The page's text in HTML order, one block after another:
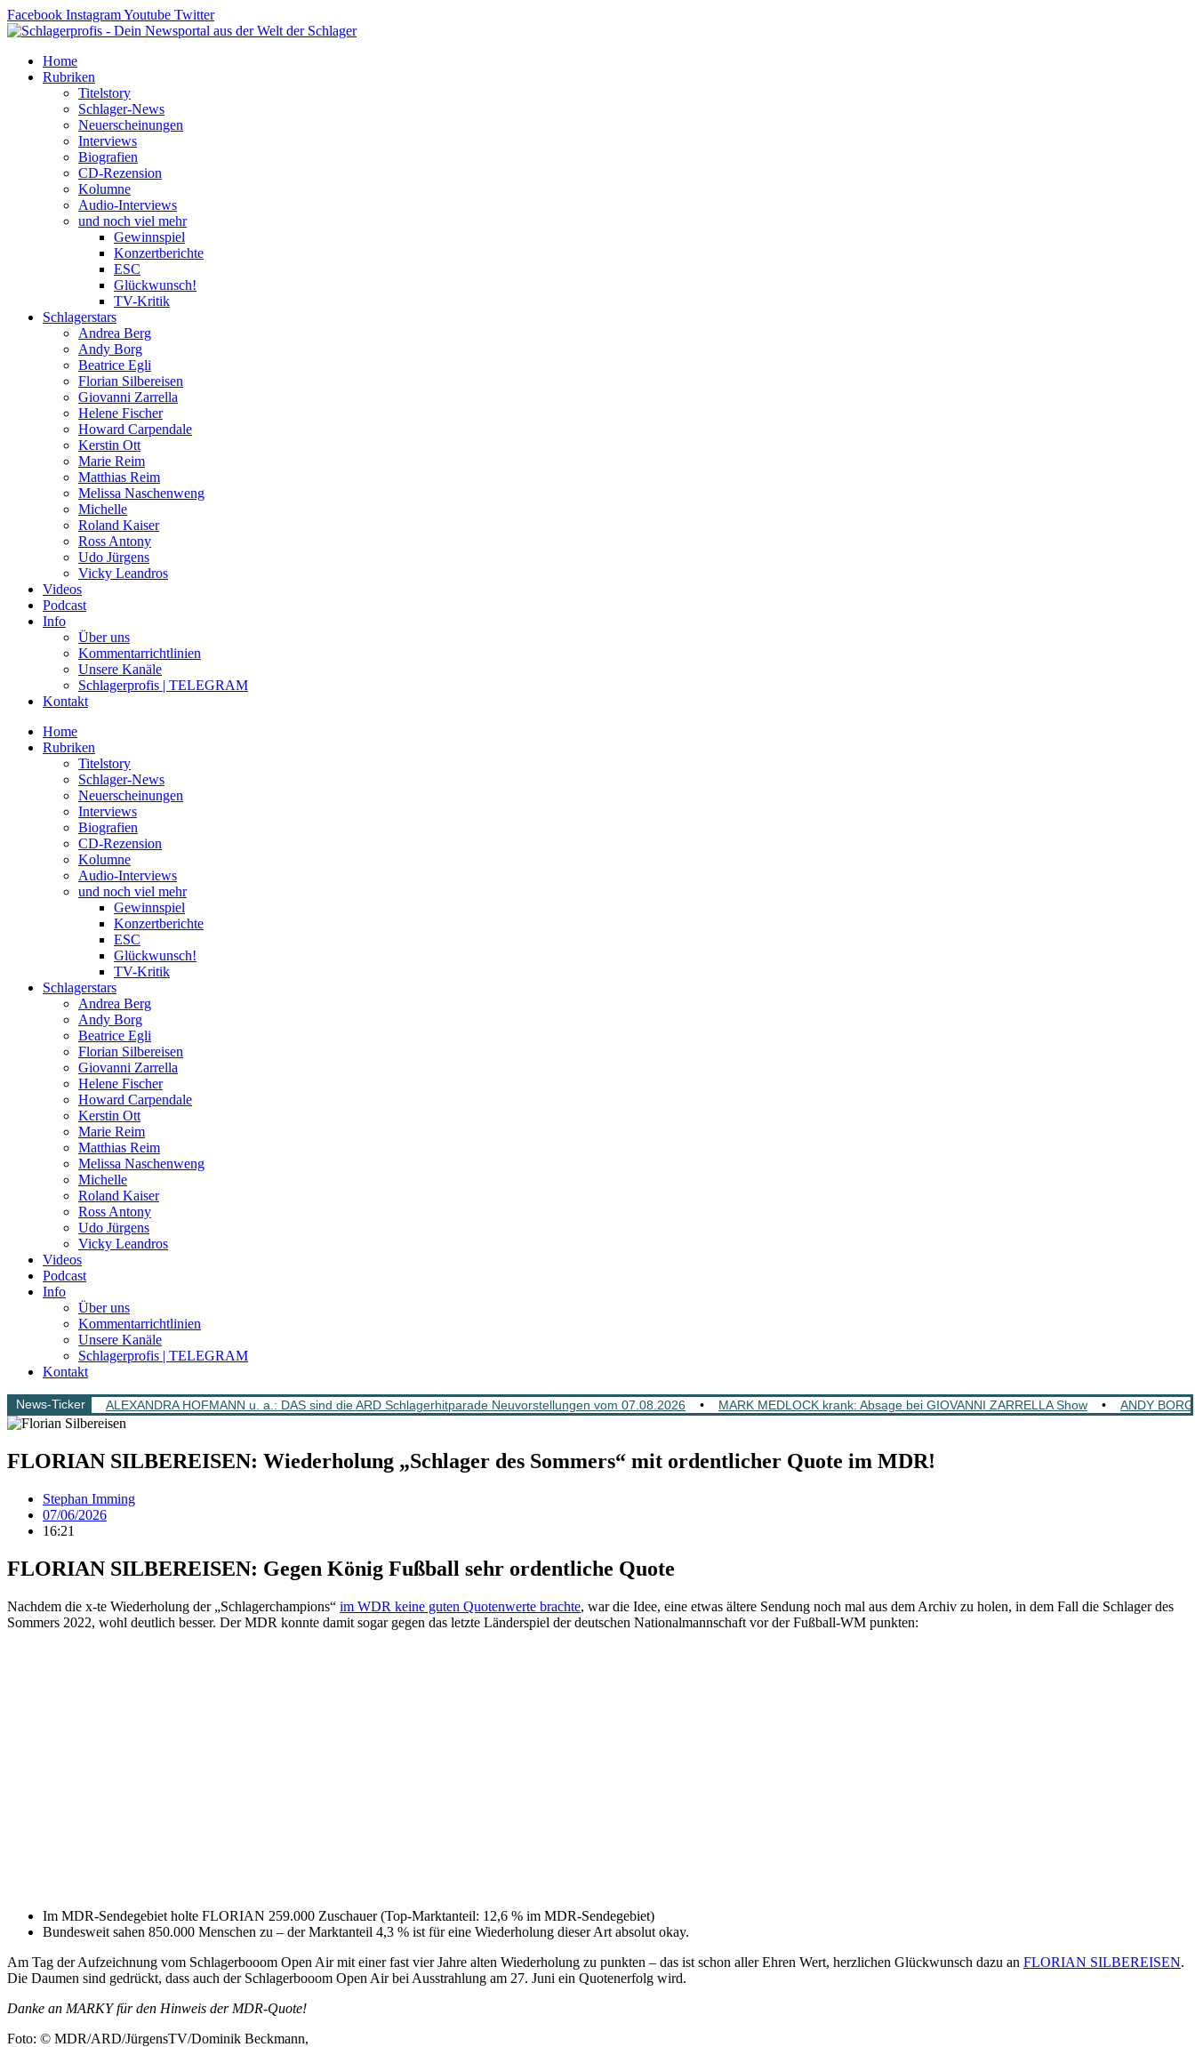
Zum
Inhalt
Facebook InstagramYoutube Twitter
Home
Rubriken
Titelstory
Schlager-News
Neuerscheinungen
Interviews
Biografien
CD-Rezension
Kolumne
Audio-Interviews
und noch viel mehr
Gewinnspiel
Konzertberichte
ESC
Glückwunsch!
TV-Kritik
Schlagerstars
Andrea Berg
Andy Borg
Beatrice Egli
Florian Silbereisen
Giovanni Zarrella
Helene Fischer
Howard Carpendale
Kerstin Ott
Marie Reim
Matthias Reim
Melissa Naschenweng
Michelle
Roland Kaiser
Ross Antony
Udo Jürgens
Vicky Leandros
Videos
Podcast
Info
Über uns
Kommentarrichtlinien
Unsere Kanäle
Schlagerprofis | TELEGRAM
Kontakt
Home
Rubriken
Titelstory
Schlager-News
Neuerscheinungen
Interviews
Biografien
CD-Rezension
Kolumne
Audio-Interviews
und noch viel mehr
Gewinnspiel
Konzertberichte
ESC
Glückwunsch!
TV-Kritik
Schlagerstars
Andrea Berg
Andy Borg
Beatrice Egli
Florian Silbereisen
Giovanni Zarrella
Helene Fischer
Howard Carpendale
Kerstin Ott
Marie Reim
Matthias Reim
Melissa Naschenweng
Michelle
Roland Kaiser
Ross Antony
Udo Jürgens
Vicky Leandros
Videos
Podcast
Info
Über uns
Kommentarrichtlinien
Unsere Kanäle
Schlagerprofis | TELEGRAM
Kontakt
News-Ticker ALEXANDRA HOFMANN u. a.: DAS sind die ARD Schlagerhitparade Neuvorstellungen vom 07.08.2026 • MARK MEDLOCK krank: Absage bei GIOVANNI ZARRELLA Show • ANDY
FLORIAN SILBEREISEN: Wiederholung „Schlager des Sommers“ mit ordentlicher Quote im MDR!
Stephan Imming
07/06/2026
16:21
FLORIAN SILBEREISEN: Gegen König Fußball sehr ordentliche Quote
Nachdem die x-te Wiederholung der „Schlagerchampions“ im WDR keine guten Quotenwerte brachte, war die Idee, eine etwas ältere Sendung noch mal aus dem Archiv zu holen, in dem Fall die Schlager des
Sommers 2022, wohl deutlich besser. Der MDR konnte damit sogar gegen das letzte Länderspiel der deutschen Nationalmannschaft vor der Fußball-WM punkten:
Im MDR-Sendegebiet holte FLORIAN 259.000 Zuschauer (Top-Marktanteil: 12,6 % im MDR-Sendegebiet)
Bundesweit sahen 850.000 Menschen zu – der Marktanteil 4,3 % ist für eine Wiederholung dieser Art absolut okay.
Am Tag der Aufzeichnung vom Schlagerbooom Open Air mit einer fast vier Jahre alten Wiederholung zu punkten – das ist schon aller Ehren Wert, herzlichen Glückwunsch dazu an FLORIAN SILBEREISEN.
Die Daumen sind gedrückt, dass auch der Schlagerbooom Open Air bei Ausstrahlung am 27. Juni ein Quotenerfolg wird.
Danke an MARKY für den Hinweis der MDR-Quote!
Foto: © MDR/ARD/JürgensTV/Dominik Beckmann,